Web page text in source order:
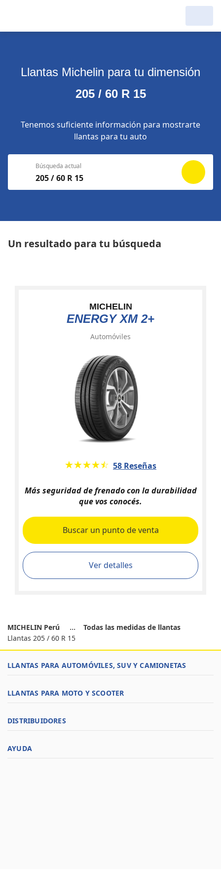
Llantas Michelin para tu dimensión
205 / 60 R 15
Tenemos suficiente información para mostrarte
llantas para tu auto
Búsqueda actual
205 / 60 R 15
Un resultado para tu búsqueda
MICHELIN
ENERGY XM 2+
Automóviles
★★★★★
☆☆☆☆☆ 58 Reseñas
Más seguridad de frenado con la durabilidad
que vos conocés.
Buscar un punto de venta
Ver detalles
MICHELIN Perú
Todas las medidas de llantas
Llantas 205 / 60 R 15
LLANTAS PARA AUTOMÓVILES, SUV Y CAMIONETAS
LLANTAS PARA MOTO Y SCOOTER
DISTRIBUIDORES
AYUDA